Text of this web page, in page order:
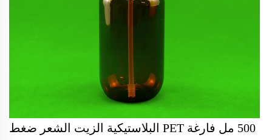
500 مل فارغة PET البلاستيكية الزيت الشعر ضغط